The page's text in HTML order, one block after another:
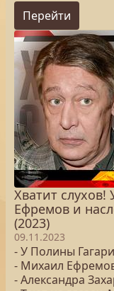
Перейти
Хватит
Ефремов и
(2023)
09.11.2023
- У Полины
- Михаил
- Александра